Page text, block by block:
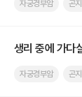
자궁경부암 곤
생리 중에 가다
자궁경부암 곤